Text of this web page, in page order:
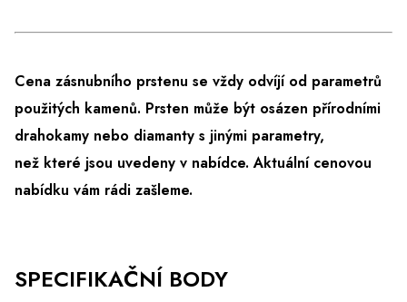
Cena zásnubního prstenu se vždy odvíjí od parametrů
použitých kamenů. Prsten může být osázen přírodními
drahokamy nebo diamanty s jinými parametry,
než které jsou uvedeny v nabídce.Aktuální cenovou
nabídku vám rádi zašleme.
SPECIFIKAČNÍ BODY